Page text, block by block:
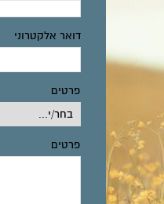
דואר אלקטרוני
פרטים
פרטים